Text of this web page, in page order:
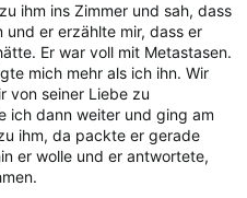
ihm ins Zimmer und sah, dass
er erzählte mir, dass er
Er war voll mit Metastasen.
mich mehr als ich ihn. Wir
von seiner Liebe zu
ich dann weiter und ging am
ihm, da packte er gerade
er wolle und er antwortete,